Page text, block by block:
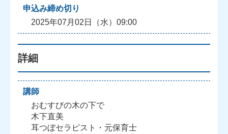
申込み締め切り
2025年07月02日（水）09:00
詳細
講師
おむすびの木の下で
木下直美
耳つぼセラピスト・元保育士